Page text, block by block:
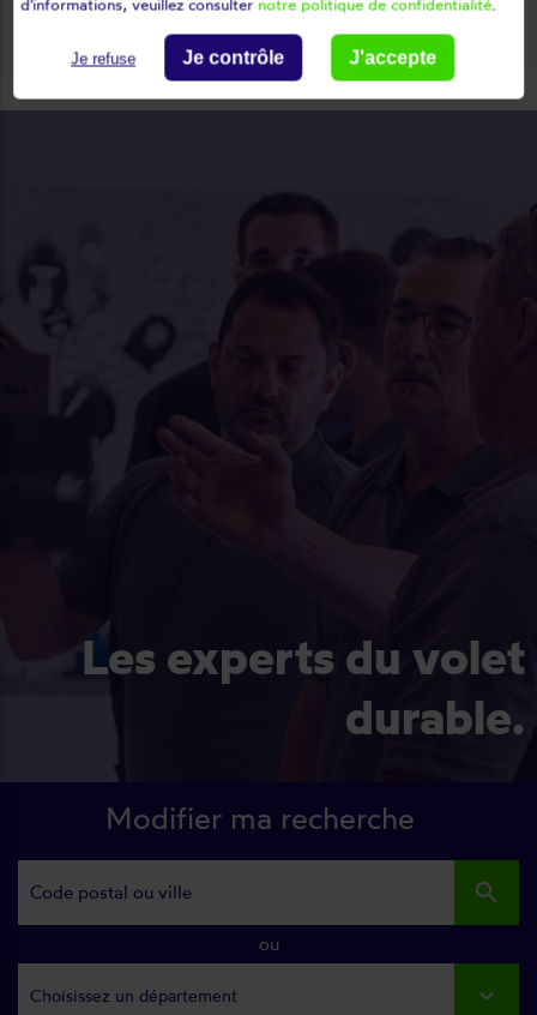
Verquières
Vitrolles
Les experts du volet
durable.
Modifier ma recherche
search
ou
Choisissez un département
d'informations, veuillez consulter notre politique de confidentialité.
Je refuse Je contrôle J'accepte